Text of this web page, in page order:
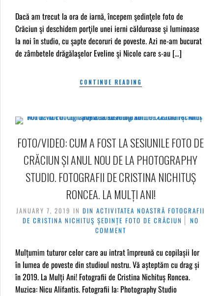
Dacă am trecut la ora de iarnă, începem şedinţele foto de
Crăciun şi deschidem porţile unei ierni călduroase şi luminoase
la noi în studio, cu şapte decoruri de poveste. Azi ne-am bucurat
de zâmbetele drăgălaşelor Eveline şi Nicole care s-au […]
CONTINUE READING
FOTO/VIDEO: CUM A FOST LA SESIUNILE FOTO DE
CRĂCIUN ȘI ANUL NOU DE LA PHOTOGRAPHY
STUDIO. FOTOGRAFII DE CRISTINA NICHITUȘ
RONCEA. LA MULȚI ANI!
JANUARY 7, 2019 IN DIN ACTIVITATEA NOASTRĂ FOTOGRAFII
DE CRISTINA NICHITUŞ ȘEDINȚE FOTO DE CRĂCIUN
NO
COMMENT
Mulțumim tuturor celor care au intrat împreună cu copilașii lor
în lumea de poveste din studioul nostru. Vă așteptăm cu drag și
în 2019. La Mulți Ani! Fotografii de Cristina Nichituș Roncea.
Muzica: Nicu Alifantis. Fotografii la: Photography Studio